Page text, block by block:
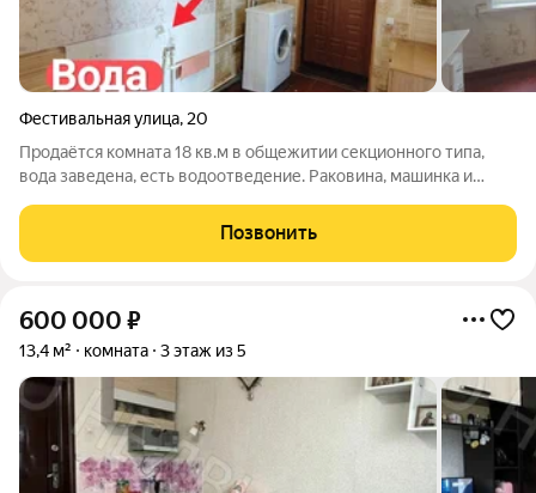
Фестивальная улица, 20
Продаётся комната 18 кв.м в общежитии секционного типа,
вода заведена, есть водоотведение. Раковина, машинка и
душевую кабину. Секция закрывается на ключ. Общие туалет и
душ на 3 комнаты. Очень
Позвонить
600 000 ₽
13,4 м² комната 3 этаж из 5